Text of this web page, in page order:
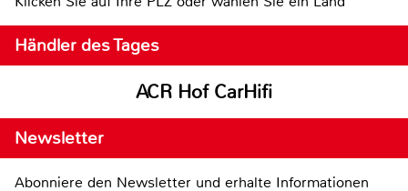
Händler des Tages
ACR Hof CarHifi
Newsletter
Abonniere den Newsletter und erhalte Informationen